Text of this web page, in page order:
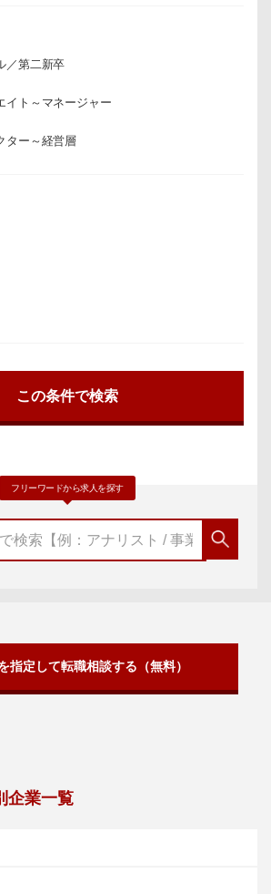
／第二新卒
イト～マネージャー
ター～経営層
フリーワードから求人を探す
指定して転職相談する（無料）
企業一覧